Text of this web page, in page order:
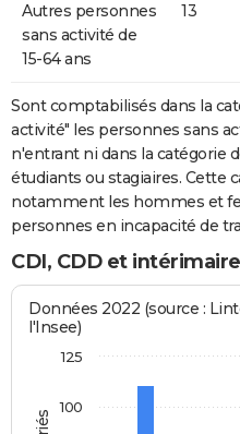
Autres personnes
sans activité de
15-64 ans
13
Sont comptabilisés dans la
activité" les personnes sans
n'entrant ni dans la catégorie
étudiants ou stagiaires. Cette
notamment les hommes et
personnes en incapacité de
CDI, CDD et
Données 2022 (source :
l'Insee)
100
125